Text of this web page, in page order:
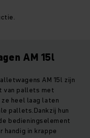
AM 15l
AM 15l zijn
van pallets met
heel laag laten
pallets.Dankzij hun
bedieningselement
handig in krappe